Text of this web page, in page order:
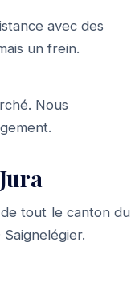
avec des
un frein.
Nous
tout le canton du
Saignelégier.